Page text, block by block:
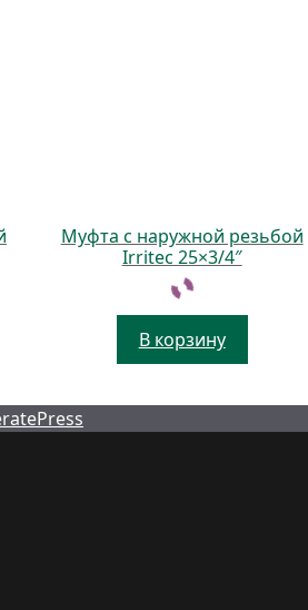
Муфта с наружной резьбой
Irritec 25×3/4″
В корзину